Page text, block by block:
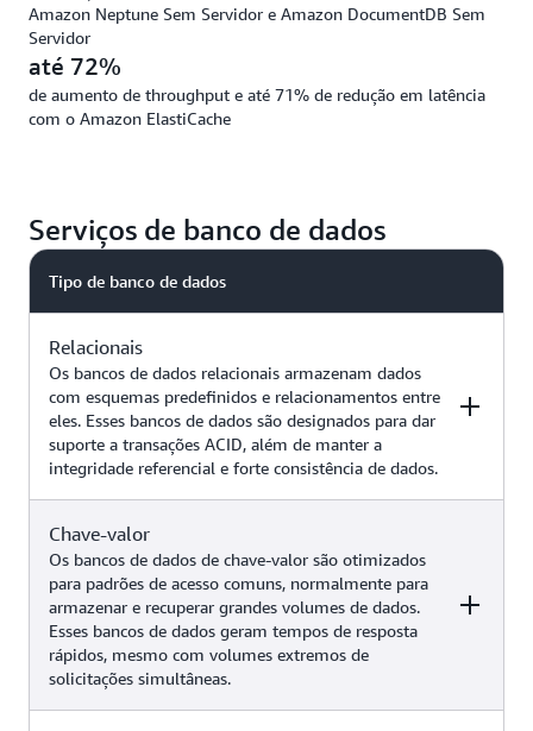
Amazon Neptune Sem Servidor e Amazon DocumentDB Sem
Servidor
até 72%
de aumento de throughput e até 71% de redução em latência
com o Amazon ElastiCache
Serviços de banco de dados
Tipo de banco de dados
Relacionais
Os bancos de dados relacionais armazenam dados
com esquemas predefinidos e relacionamentos entre
eles. Esses bancos de dados são designados para dar
suporte a transações ACID, além de manter a
integridade referencial e forte consistência de dados.
Exemplos
Aplicações tradicionais,
planejamento de recursos
corporativos (ERP), gerenciamento
de relacionamento com clientes
(CRM), comércio eletrônico, casos
Chave-valor
Os bancos de dados de chave-valor são otimizados
para padrões de acesso comuns, normalmente para
armazenar e recuperar grandes volumes de dados.
Esses bancos de dados geram tempos de resposta
rápidos, mesmo com volumes extremos de
solicitações simultâneas.